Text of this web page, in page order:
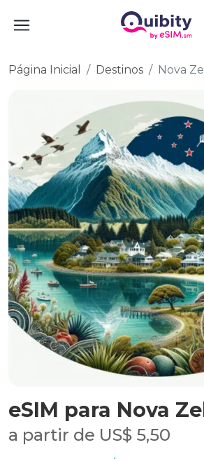
Página Inicial Destinos Nova
eSIM para Nova
a partir de US$ 5,50